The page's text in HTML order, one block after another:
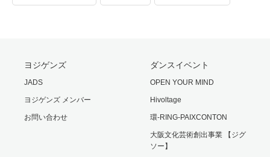
ヨジゲンズ
JADS
ヨジゲンズ メンバー
お問い合わせ
ダンスイベント
OPEN YOUR MIND
Hivoltage
環-RING-PAIXCONTON
大阪文化芸術創出事業 【ジグ
ソー】